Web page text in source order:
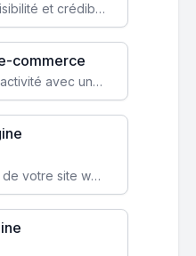
Augmentez votre visibilité et crédibilité en ligne avec un site web performant, conçu pour attirer plus de clients.
commerce
Transformez votre activité avec une boutique en ligne, accessible à l'échelle mondiale 24/7.
Boostez la visibilité de votre site web sur Google et attirez du trafic qualifié grâce à nos stratégies SEO.